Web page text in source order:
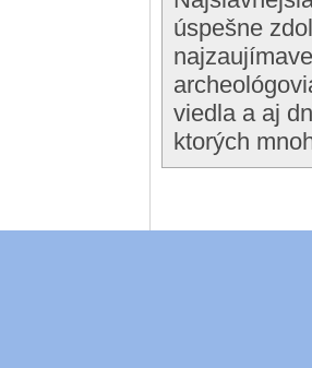
úspešne
viedla a aj
ktorých